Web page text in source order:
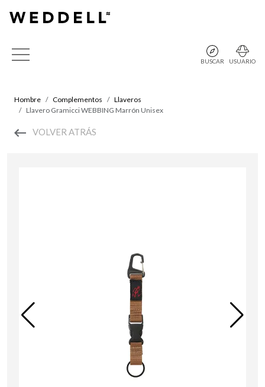
BUSCAR USUARIO
Hombre Complementos
Llaveros
Llavero Gramicci WEBBING Marrón Unisex
VOLVER ATRÁS